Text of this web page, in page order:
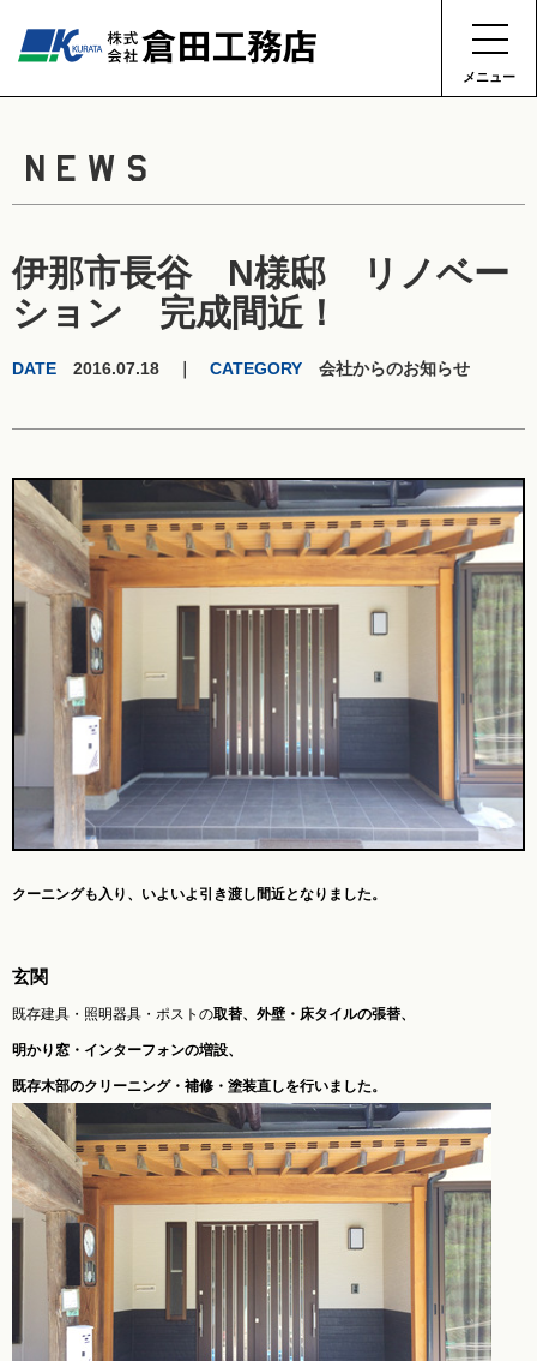
メニュー
NEWS
伊那市長谷 N様邸 リノベー
ション 完成間近！
DATE 2016.07.18 ｜ CATEGORY 会社からのお知らせ
クーニングも入り、 いよいよ引き渡し間近となりました。
玄関
既存建具・照明器具・ポストの取替、外壁・床タイルの張替、
明かり窓・インターフォンの増設、
既存木部のクリーニング・補修・塗装直しを行いました。